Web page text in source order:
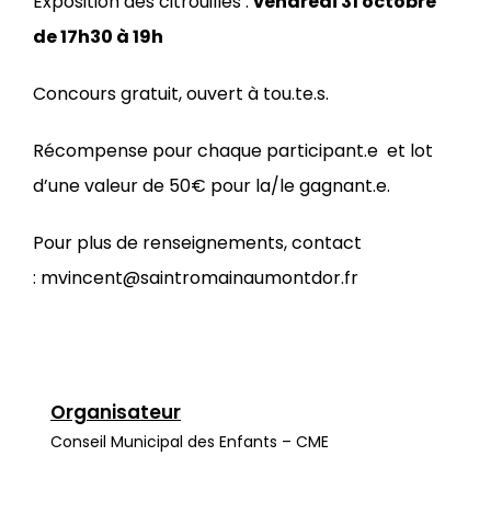
de 17h30 à 19h
Concours gratuit, ouvert à tou.te.s.
Récompense pour chaque participant.e et lot
d’une valeur de 50€ pour la/le gagnant.e.
Pour plus de renseignements, contact
: mvincent@saintromainaumontdor.fr
Organisateur
Conseil Municipal des Enfants – CME